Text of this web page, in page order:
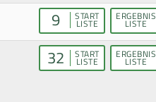
9 START
LISTE
ERGEBNIS
LISTE
32 START
LISTE
ERGEBNIS
LISTE